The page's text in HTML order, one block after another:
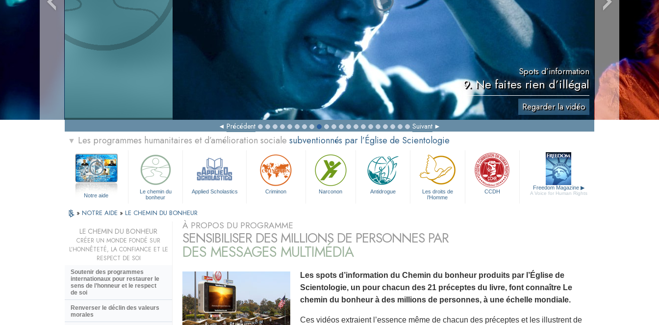
Spots d’information
9. Ne faites rien d’illégal
Regarder la vidéo
Précédent Suivant
▼ Les programmes humanitaires et d’amélioration sociale subventionnés par l’Église de Scientologie
Notre aide
Le chemin du
bonheur
Applied Scholastics Criminon Narconon Antidrogue
Les droits de
l’Homme
CCDH
Freedom Magazine ▶
A Voice for Human Rights
» NOTRE AIDE » LE CHEMIN DU BONHEUR
À PROPOS DU PROGRAMME
SENSIBILISER DES MILLIONS DE PERSONNES PAR
DES MESSAGES MULTIMÉDIA
Les spots d’information du Chemin du bonheur produits par l’Église de
Scientologie, un pour chacun des 21 préceptes du livre, font connaître Le
chemin du bonheur à des millions de personnes, à une échelle mondiale.
Ces vidéos extraient l’essence même de chacun des préceptes et les illustrent de
LE CHEMIN DU BONHEUR
CRÉER UN MONDE FONDÉ SUR
L’HONNÊTETÉ, LA CONFIANCE ET LE
RESPECT DE SOI
Soutenir des programmes
internationaux pour restaurer le
sens de l’honneur et le respect
de soi
Renverser le déclin des valeurs
morales